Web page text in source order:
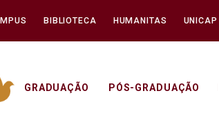
BIBLIOTECA HUMANITAS
GRADUAÇÃO PÓS-GRADUAÇÃO